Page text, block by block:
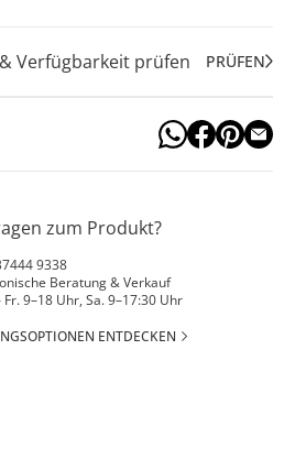
Verfügbarkeit prüfen PRÜFEN
zum Produkt?
9338
Beratung & Verkauf
Fr. 9–18 Uhr, Sa. 9–17:30 Uhr
ENTDECKEN